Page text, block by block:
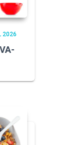
2026